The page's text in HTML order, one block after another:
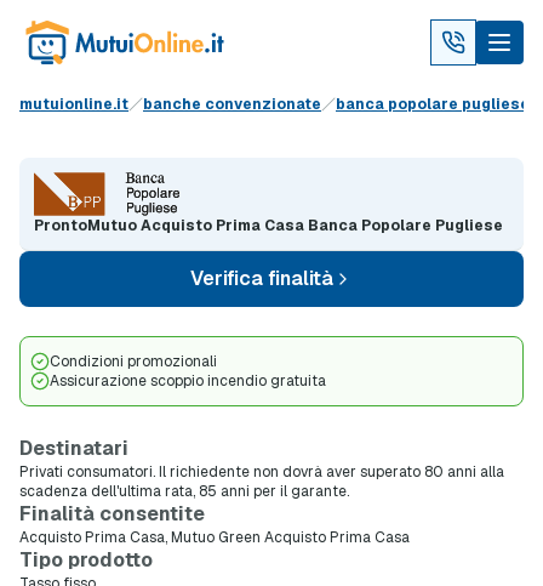
mutuionline.it banche convenzionate banca popolare pugliese
ProntoMutuo Acquisto Prima Casa Banca Popolare Pugliese
Verifica finalità
Condizioni promozionali
Assicurazione scoppio incendio gratuita
Destinatari
Privati consumatori. Il richiedente non dovrà aver superato 80 anni alla
scadenza dell'ultima rata, 85 anni per il garante.
Finalità consentite
Acquisto Prima Casa, Mutuo Green Acquisto Prima Casa
Tipo prodotto